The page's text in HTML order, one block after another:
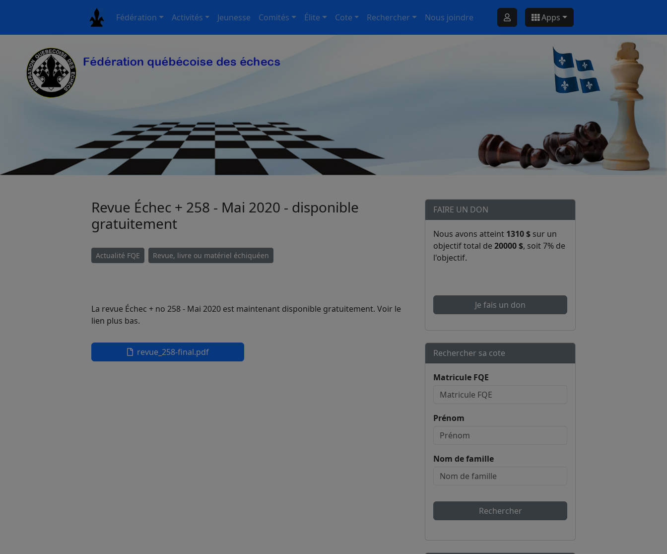
Fédération Activités Jeunesse Comités Élite Cote Rechercher Nous joindre Apps
Revue Échec + 258 - Mai 2020 - disponible
gratuitement
Actualité FQE Revue, livre ou matériel échiquéen
La revue Échec + no 258 - Mai 2020 est maintenant disponible gratuitement. Voir le
lien plus bas.
revue_258-final.pdf
FAIRE UN DON
Nous avons atteint 1310 $ sur un
objectif total de 20000 $, soit 7% de
l'objectif.
Je fais un don
Rechercher sa cote
Matricule FQE
Prénom
Nom de famille
Rechercher